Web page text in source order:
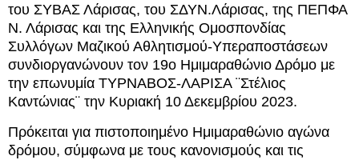
του ΣΥΒΑΣ Λάρισας, του ΣΔΥΝ.Λάρισας, της ΠΕΠΦΑ
Ν. Λάρισας και της Ελληνικής Ομοσπονδίας
Συλλόγων Μαζικού Αθλητισμού-Υπεραποστάσεων
συνδιοργανώνουν τον 19ο Ημιμαραθώνιο Δρόμο με
την επωνυμία ΤΥΡΝΑΒΟΣ-ΛΑΡΙΣΑ ¨Στέλιος
Καντώνιας¨ την Κυριακή 10 Δεκεμβρίου 2023.
Πρόκειται για πιστοποιημένο Ημιμαραθώνιο αγώνα
δρόμου, σύμφωνα με τους κανονισμούς και τις